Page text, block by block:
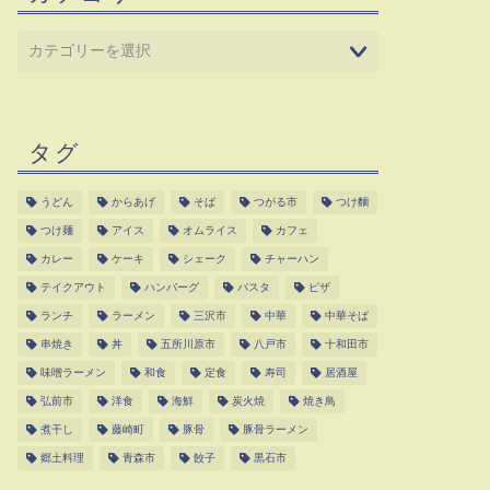
タグ
うどん からあげ そば つがる市 つけ麵
つけ麺 アイス オムライス カフェ
カレー ケーキ シェーク チャーハン
テイクアウト ハンバーグ パスタ ピザ
ランチ ラーメン 三沢市 中華 中華そば
串焼き 丼 五所川原市 八戸市 十和田市
味噌ラーメン 和食 定食 寿司 居酒屋
弘前市 洋食 海鮮 炭火焼 焼き鳥
煮干し 藤崎町 豚骨 豚骨ラーメン
郷土料理 青森市 餃子 黒石市